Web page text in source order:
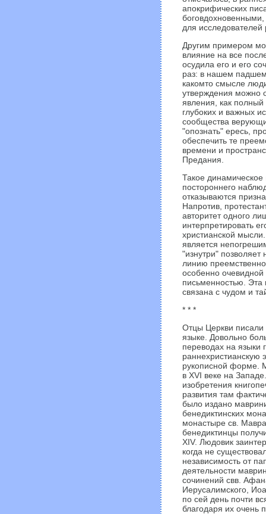
апокрифических
для исследователей
Другим примером
влияние на все
осудила его и его
раз: в нашем
какомто смысле
утверждения можно
явления, как
глубоких и важных
сообщества
"опознать" ересь,
обеспечить те
времени и
Предания.
Такое динамическое
постороннего
отказываются
Напротив,
авторитет одного
интерпретировать
христианской
является
"изнутри"
линию
особенно очевидной
письменностью. Эта
связана с чудом и
* * *
Отцы Церкви писали
языке. Довольно
переводах на языки
раннехристианскую
рукописной форме.
в XVI веке на
изобретения
развития там
было издано
бенедиктинских
монастыре св.
бенедиктинцы
XIV. Людовик
когда не
независимость от
деятельности
сочинений свв.
Иерусалимского,
по сей день почти
благодаря их очень